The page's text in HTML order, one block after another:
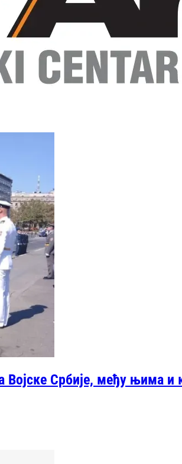
Војске Србије, међу њима и